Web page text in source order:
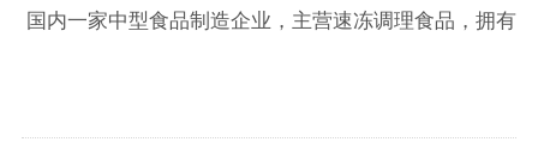
国内一家中型食品制造企业，主营速冻调理食品，拥有